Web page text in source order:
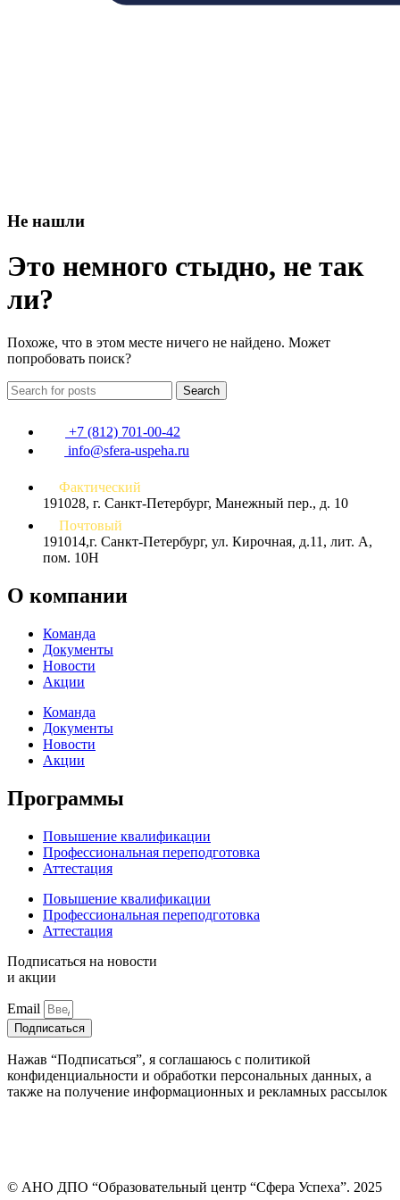
Не нашли
Это немного стыдно, не так
ли?
Похоже, что в этом месте ничего не найдено. Может
попробовать поиск?
Search
+7 (812) 701-00-42
info@sfera-uspeha.ru
Фактический
191028, г. Санкт-Петербург, Манежный пер., д. 10
Почтовый
191014,г. Санкт-Петербург, ул. Кирочная, д.11, лит. А,
пом. 10Н
О компании
Команда
Документы
Новости
Акции
Команда
Документы
Новости
Акции
Программы
Повышение квалификации
Профессиональная переподготовка
Аттестация
Повышение квалификации
Профессиональная переподготовка
Аттестация
Подписаться на новости
и акции
Email
Подписаться
Нажав “Подписаться”, я соглашаюсь с политикой
конфиденциальности и обработки персональных данных, а
также на получение информационных и рекламных рассылок
© АНО ДПО “Образовательный центр “Сфера Успеха”. 2025